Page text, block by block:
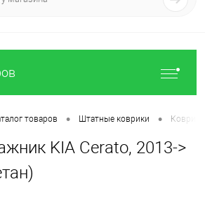
товаров • Штатные коврики • Коврик
KIA Cerato, 2013->